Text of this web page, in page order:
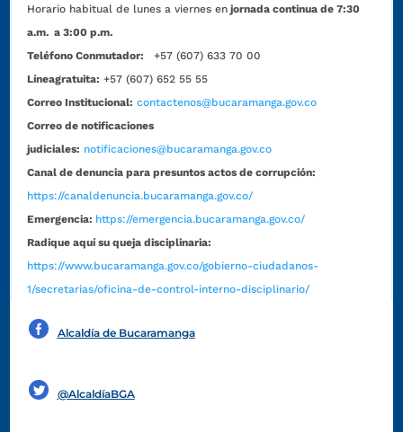
Horario habitual de lunes a viernes en jornada continua de 7:30
a.m. a 3:00 p.m.
Teléfono Conmutador:
+57 (607) 633 70 00
Líneagratuita: +57 (607) 652 55 55
Correo Institucional: contactenos@bucaramanga.gov.co
Correo de notificaciones
judiciales: notificaciones@bucaramanga.gov.co
Canal de denuncia para presuntos actos de corrupción:
https://canaldenuncia.bucaramanga.gov.co/
Emergencia: https://emergencia.bucaramanga.gov.co/
Radique aquí su queja disciplinaria:
https://www.bucaramanga.gov.co/gobierno-ciudadanos-
1/secretarias/oficina-de-control-interno-disciplinario/
Alcaldía de Bucaramanga
@AlcaldíaBGA